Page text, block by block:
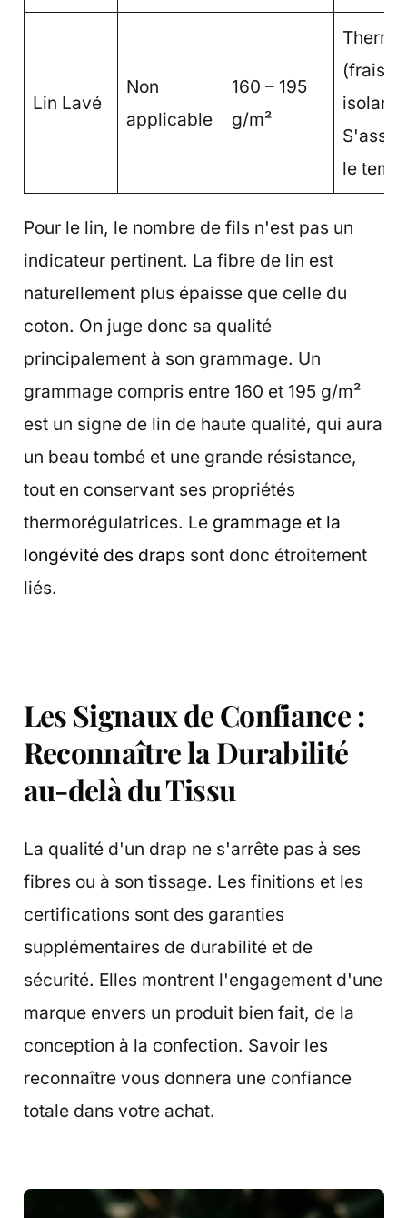
Lin Lavé
Non
applicable
160 – 195
g/m²
(frais
isolant
le
Pour le lin, le nombre de fils n'est pas un
indicateur pertinent. La fibre de lin est
naturellement plus épaisse que celle du
coton. On juge donc sa qualité
principalement à son grammage. Un
grammage compris entre 160 et 195 g/m²
est un signe de lin de haute qualité, qui aura
un beau tombé et une grande résistance,
tout en conservant ses propriétés
thermorégulatrices. Le grammage et la
longévité des draps sont donc étroitement
liés.
Les Signaux de Confiance :
Reconnaître la Durabilité
au-delà du Tissu
La qualité d'un drap ne s'arrête pas à ses
fibres ou à son tissage. Les finitions et les
certifications sont des garanties
supplémentaires de durabilité et de
sécurité. Elles montrent l'engagement d'une
marque envers un produit bien fait, de la
conception à la confection. Savoir les
reconnaître vous donnera une confiance
totale dans votre achat.